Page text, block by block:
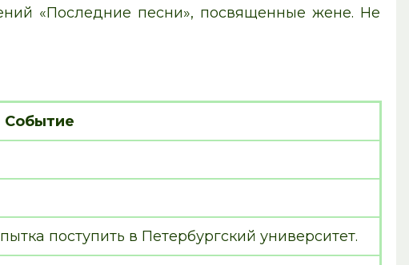
«Последние песни», посвященные жене. Не
Событие
поступить в Петербургский университет.